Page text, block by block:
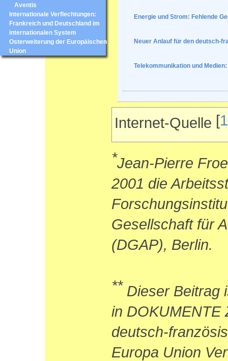
Aventis
Internationale Verflechtungen:
Frankreich und Deutschland im
internationalen System
Osterweiterung der Europäischen
Union
Energie und Strom: Fehlende
Neuer Anlauf für den deutsch-
Telekommunikation und
Internet-Quelle [1
*Jean-Pierre
2001 die
Gesellschaft für
(DGAP), Berlin.
**Dieser Beitrag
in DOKUMENTE
deutsch-
Europa Union